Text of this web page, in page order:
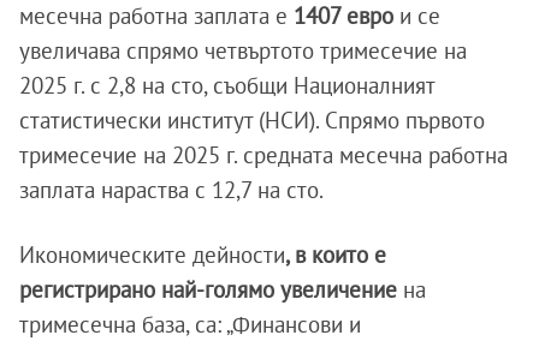
месечна работна заплата e 1407 евро и се
увеличава спрямо четвъртото тримесечие на
2025 г. с 2,8 на сто, съобщи Националният
статистически институт (НСИ). Спрямо първото
тримесечие на 2025 г. средната месечна работна
заплата нараства с 12,7 на сто.
Икономическите дейности, в които е
регистрирано най-голямо увеличение на
тримесечна база, са: „Финансови и